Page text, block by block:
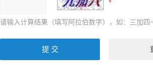
请输入计算结果（填写阿拉伯数字），如：三加四